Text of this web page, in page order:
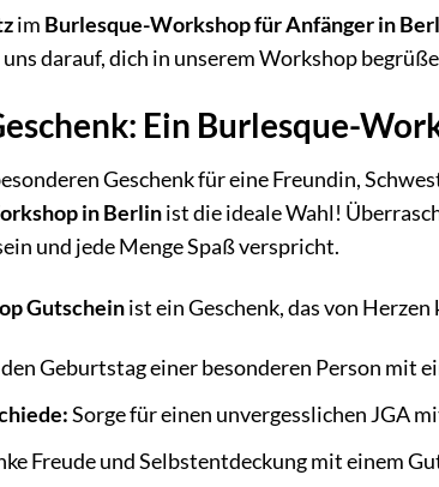
im Burlesque-Workshop für Anfänger in
darauf, dich in unserem Workshop
Ein Burlesque-
Geschenk für eine Freundin,
in Berlinist die ideale Wahl!
und jede Menge Spaß verspricht.
Gutscheinist ein Geschenk, das von
Geburtstag einer besonderen Person mit
Sorge für einen unvergesslichen JGA
Freude und Selbstentdeckung mit einem